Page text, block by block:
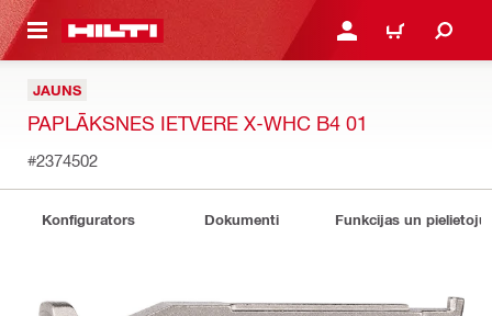
SATURU PIESLĒGTIES VAI
IEPIRKŠANĀS
JAUNS
PAPLĀKSNES IETVERE X-WHC B4 01
#2374502
Konfigurators Dokumenti Funkcijas un